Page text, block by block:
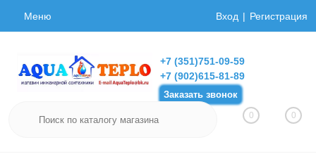
Меню Вход Регистрация
+7 (351)751-09-59
+7 (902)615-81-89
Заказать звонок
0 0